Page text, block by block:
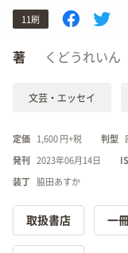
11刷
著 くどうれいん
文芸・エッセイ
定価 1,600 円+税 判型
発刊 2023年06月14日
装丁 脇田あすか
取扱書店 一